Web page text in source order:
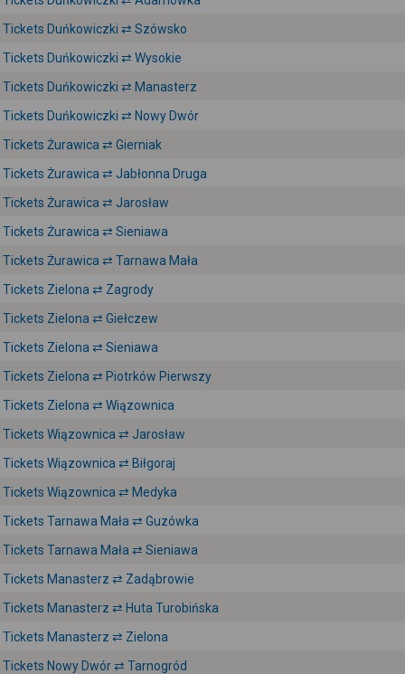
Tickets Duńkowiczki ⇄ Szówsko
Tickets Duńkowiczki ⇄ Wysokie
Tickets Duńkowiczki ⇄ Manasterz
Tickets Duńkowiczki ⇄ Nowy Dwór
Tickets Żurawica ⇄ Gierniak
Tickets Żurawica ⇄ Jabłonna Druga
Tickets Żurawica ⇄ Jarosław
Tickets Żurawica ⇄ Sieniawa
Tickets Żurawica ⇄ Tarnawa Mała
Tickets Zielona ⇄ Zagrody
Tickets Zielona ⇄ Giełczew
Tickets Zielona ⇄ Sieniawa
Tickets Zielona ⇄ Piotrków Pierwszy
Tickets Zielona ⇄ Wiązownica
Tickets Wiązownica ⇄ Jarosław
Tickets Wiązownica ⇄ Biłgoraj
Tickets Wiązownica ⇄ Medyka
Tickets Tarnawa Mała ⇄ Guzówka
Tickets Tarnawa Mała ⇄ Sieniawa
Tickets Manasterz ⇄ Zadąbrowie
Tickets Manasterz ⇄ Huta Turobińska
Tickets Manasterz ⇄ Zielona
Tickets Nowy Dwór ⇄ Tarnogród